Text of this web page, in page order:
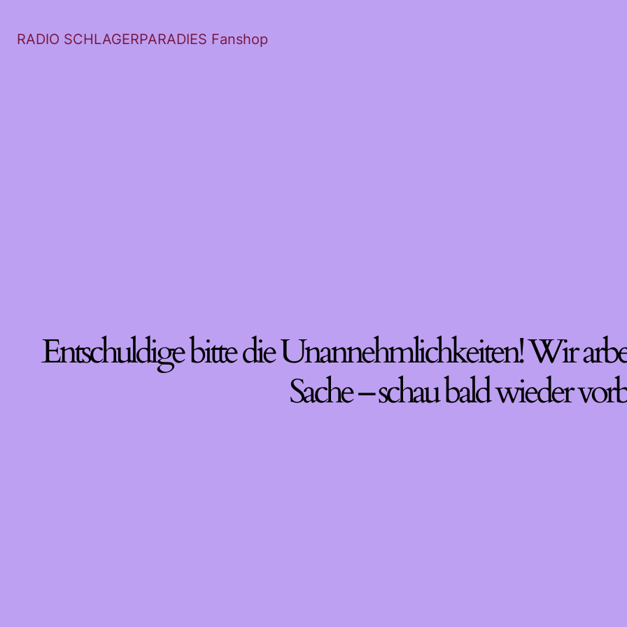
RADIO SCHLAGERPARADIES Fanshop
Entschuldige bitte die Unannehmlichkeiten! Wir
Sache – schau bald wieder